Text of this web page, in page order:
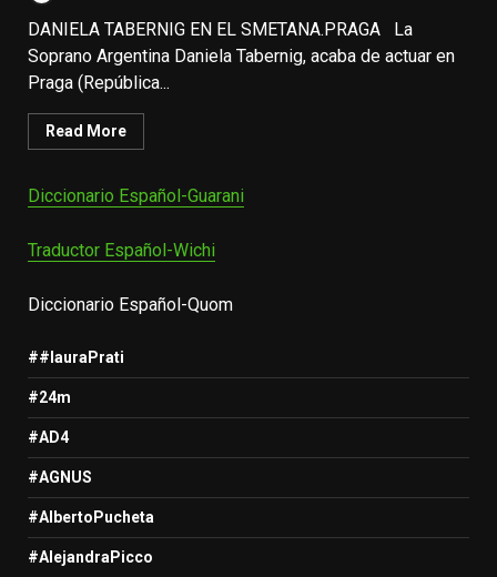
DANIELA TABERNIG EN EL SMETANA.PRAGA La
Soprano Argentina Daniela Tabernig, acaba de actuar en
Praga (República...
Read More
Diccionario Español-Guarani
Traductor Español-Wichi
Diccionario Español-Quom
##lauraPrati
#24m
#AD4
#AGNUS
#AlbertoPucheta
#AlejandraPicco